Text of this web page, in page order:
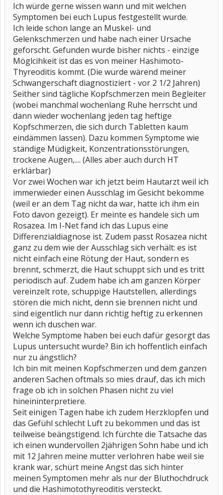
Ich würde gerne wissen wann und mit welchen
Symptomen bei euch Lupus festgestellt wurde.
Ich leide schon lange an Muskel- und
Gelenkschmerzen und habe nach einer Ursache
geforscht. Gefunden wurde bisher nichts - einzige
Möglcihkeit ist das es von meiner Hashimoto-
Thyreoditis kommt. (Die wurde wärend meiner
Schwangerschaft diagnostiziert - vor 2 1/2 Jahren)
Seither sind tägliche Kopfschmerzen mein Begleiter
(wobei manchmal wochenlang Ruhe herrscht und
dann wieder wochenlang jeden tag heftige
Kopfschmerzen, die sich durch Tabletten kaum
eindämmen lassen). Dazu kommen Symptome wie
ständige Müdigkeit, Konzentrationsstörungen,
trockene Augen,.... (Alles aber auch durch HT
erklärbar)
Vor zwei Wochen war ich jetzt beim Hautarzt weil ich
immerwieder einen Ausschlag im Gesicht bekomme
(weil er an dem Tag nicht da war, hatte ich ihm ein
Foto davon gezeigt). Er meinte es handele sich um
Rosazea. Im I-Net fand ich das Lupus eine
Differenzialdiagnose ist. Zudem passt Rosazea nicht
ganz zu dem wie der Ausschlag sich verhält: es ist
nicht einfach eine Rötung der Haut, sondern es
brennt, schmerzt, die Haut schuppt sich und es tritt
periodisch auf. Zudem habe ich am ganzen Körper
vereinzelt rote, schuppige Hautstellen, allerdings
stören die mich nicht, denn sie brennen nicht und
sind eigentlich nur dann richtig heftig zu erkennen
wenn ich duschen war.
Welche Symptome haben bei euch dafür gesorgt das
Lupus untersucht wurde? Bin ich hoffentlich einfach
nur zu ängstlich?
Ich bin mit meinen Kopfschmerzen und dem ganzen
anderen Sachen oftmals so mies drauf, das ich mich
frage ob ich in solchen Phasen nicht zu viel
hineininterpretiere.
Seit einigen Tagen habe ich zudem Herzklopfen und
das Gefühl schlecht Luft zu bekommen und das ist
teilweise beängstigend. Ich fürchte die Tatsache das
ich einen wundervollen 2jährigen Sohn habe und ich
mit 12 Jahren meine mutter verlohren habe weil sie
krank war, schürt meine Angst das sich hinter
meinen Symptomen mehr als nur der Bluthochdruck
und die Hashimotothyreoditis versteckt.